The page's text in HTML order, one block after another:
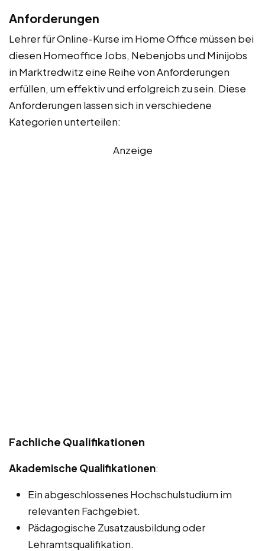
Anforderungen
Lehrer für Online-Kurse im Home Office müssen bei
diesen Homeoffice Jobs, Nebenjobs und Minijobs
in Marktredwitz eine Reihe von Anforderungen
erfüllen, um effektiv und erfolgreich zu sein. Diese
Anforderungen lassen sich in verschiedene
Kategorien unterteilen:
Anzeige
Fachliche Qualifikationen
Akademische Qualifikationen:
Ein abgeschlossenes Hochschulstudium im
relevanten Fachgebiet.
Pädagogische Zusatzausbildung oder
Lehramtsqualifikation.